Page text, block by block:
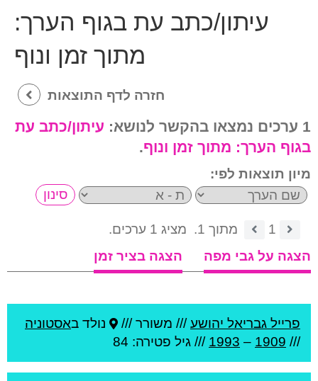
עיתון/כתב עת בגוף הערך:
מתוך זמן ונוף
חזרה לדף התוצאות
1 ערכים נמצאו בהקשר לנושא:
עיתון/כתב עת
בגוף הערך: מתוך זמן ונוף.
מיון תוצאות לפי:
1 מתוך 1.
מציג 1 ערכים.
הצגה על גבי מפה
הצגה בציר זמן
פרייל גבריאל יהושע/// משורר /// נולד באסטוניה
///
1909
–
1993 /// גיל פטירה: 84